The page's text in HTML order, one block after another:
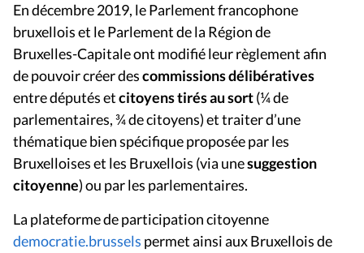
En décembre 2019, le Parlement francophone
bruxellois et le Parlement de la Région de
Bruxelles-Capitale ont modifié leur règlement afin
de pouvoir créer descommissions délibératives
entre députés etcitoyens tirés au sort(¼ de
parlementaires, ¾ de citoyens)et traiter d’une
thématique bien spécifique proposée par les
Bruxelloises et les Bruxellois (via unesuggestion
citoyenne) ou par les parlementaires.
La plateforme de participation citoyenne
democratie.brussels permet ainsi aux Bruxellois de